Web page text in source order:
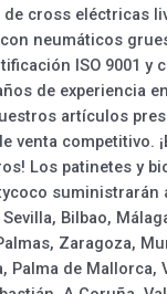
cross eléctricas
neumáticos
ISO 9001 y
de experiencia
artículos
venta competitivo.
Los patinetes y
suministrarán
Bilbao,
Zaragoza,
Palma de Mallorca,